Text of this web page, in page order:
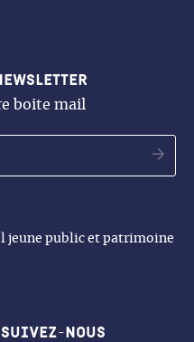
jeune public et patrimoine
boite mail
Suivez-nous